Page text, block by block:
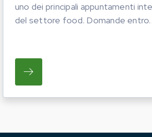
DEL PROSSIMO ANNO. LE
DEL COMPARTO
uno dei principali appuntamenti
del settore food. Domande
SU REGIONE LAZIO E